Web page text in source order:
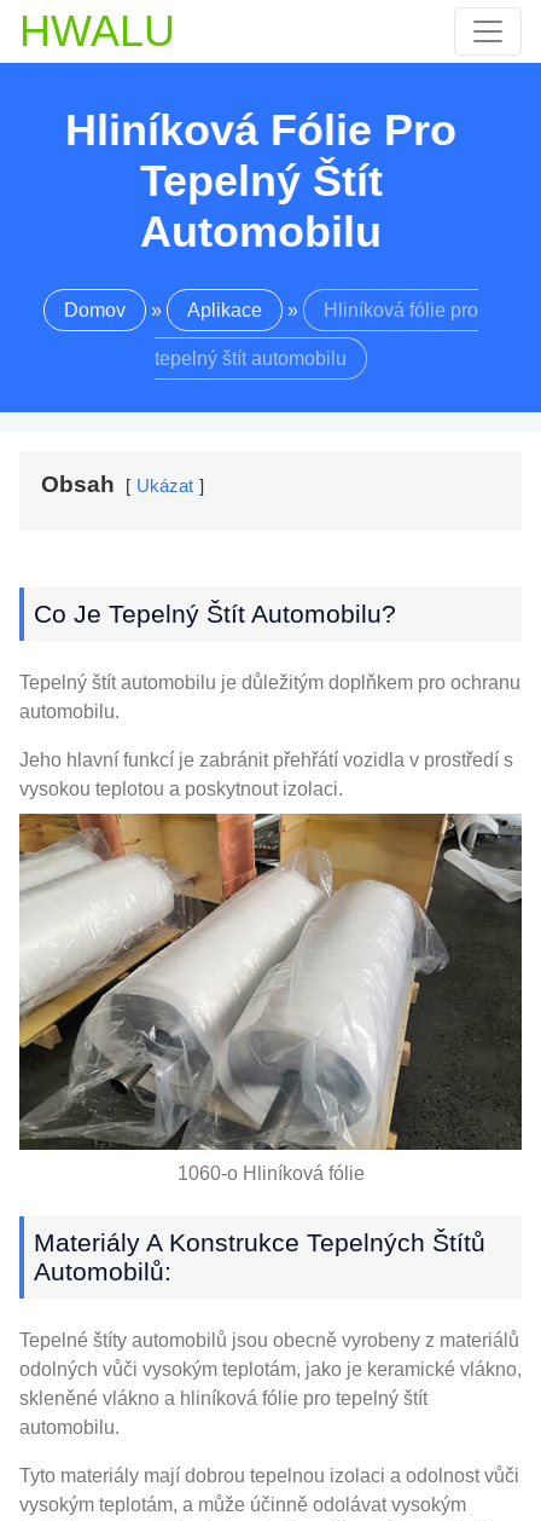
HWALU
Hliníková Fólie Pro
Tepelný Štít
Automobilu
Domov » Aplikace » Hliníková fólie pro
tepelný štít automobilu
Obsah Ukázat
Co Je Tepelný Štít Automobilu?
Tepelný štít automobilu je důležitým doplňkem pro ochranu
automobilu.
Jeho hlavní funkcí je zabránit přehřátí vozidla v prostředí s
vysokou teplotou a poskytnout izolaci.
1060-o Hliníková fólie
Materiály A Konstrukce Tepelných Štítů
Automobilů:
Tepelné štíty automobilů jsou obecně vyrobeny z materiálů
odolných vůči vysokým teplotám, jako je keramické vlákno,
skleněné vlákno a hliníková fólie pro tepelný štít
automobilu.
Tyto materiály mají dobrou tepelnou izolaci a odolnost vůči
vysokým teplotám, a může účinně odolávat vysokým